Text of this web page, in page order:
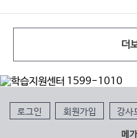
더
로그인 회원가입 강사
메